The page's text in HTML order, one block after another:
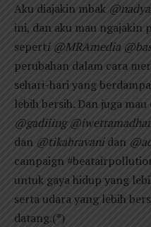
Aku diajakin mbak
ini, dan aku mau ngajakin
seperti @MRAmedia
perubahan dalam cara
sehari-hari yang
lebih bersih. Dan juga
@gadiiing
dan @tikabravanidan
campaign
untuk gaya hidup yang
serta udara yang lebih
datang.(*)